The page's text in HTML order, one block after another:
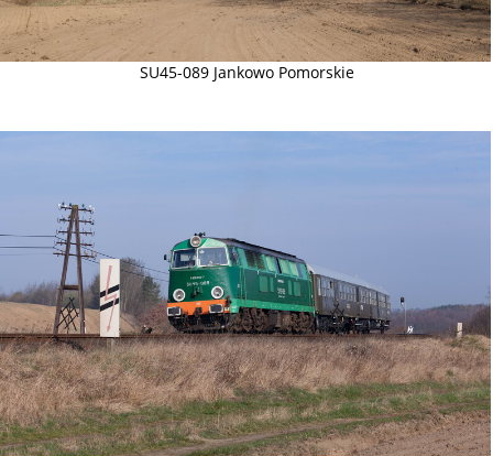
SU45-089 Jankowo Pomorskie